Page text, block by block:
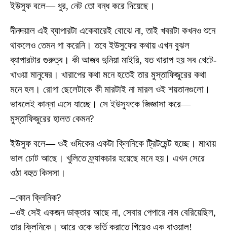
ইউসুফ বলে— ধুর, নেট তো বন্ধ করে দিয়েছে।
দীনদয়াল এই ব্যাপারটা একেবারেই বোঝে না, তাই খবরটা কখনও শুনে
থাকলেও তেমন গা করেনি। তবে ইউসুফের কথায় এখন বুঝল
ব্যাপারটার গুরুত্ব। কী আজব দুনিয়া মাইরি, যত খারাপ হয় সব খেটে-
খাওয়া মানুষের। খারাপের কথা মনে হতেই তার মুস্তাফিজুরের কথা
মনে হল। রোগা ছেলেটাকে কী মারটাই না মারল ওই শয়তানগুলো।
ভাবলেই কান্না এসে যাচ্ছে। সে ইউসুফকে জিজ্ঞাসা করে—
মুস্তাফিজুরের হালত কেমন?
ইউসুফ বলে— ওই ওদিকের একটা ক্লিনিকে ট্রিটমেন্ট হচ্ছে। মাথায়
ভাল চোট আছে। খুলিতে ফ্র্যাকচার হয়েছে মনে হয়। এখন সেরে
ওঠা বহুত কিসসা।
–কোন ক্লিনিক?
–ওই সেই একজন ডাক্তার আছে না, সেবার পেপারে নাম বেরিয়েছিল,
তার ক্লিনিকে। আরে ওকে ভর্তি করাতে গিয়েও এক বাওয়াল!